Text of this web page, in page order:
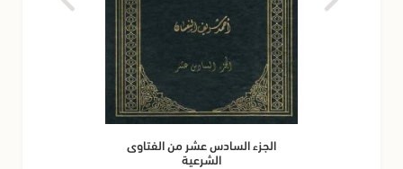
الجزء السادس عشر من الفتاوى
الشرعية